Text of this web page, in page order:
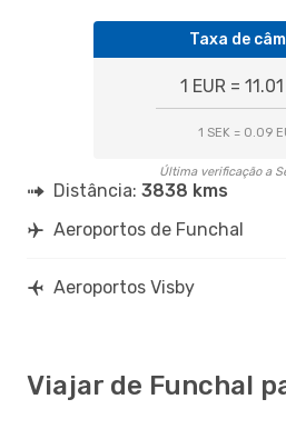
Taxa de
1 EUR =
1 SEK = 0.09
Última verificação a
Distância: 3838 kms
Aeroportos de Funchal
Aeroportos Visby
Viajar de Funchal